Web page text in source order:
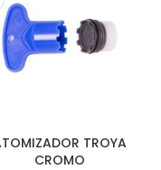
TROYA
CROMO